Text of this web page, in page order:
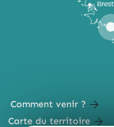
Comment venir ?
Carte du territoire